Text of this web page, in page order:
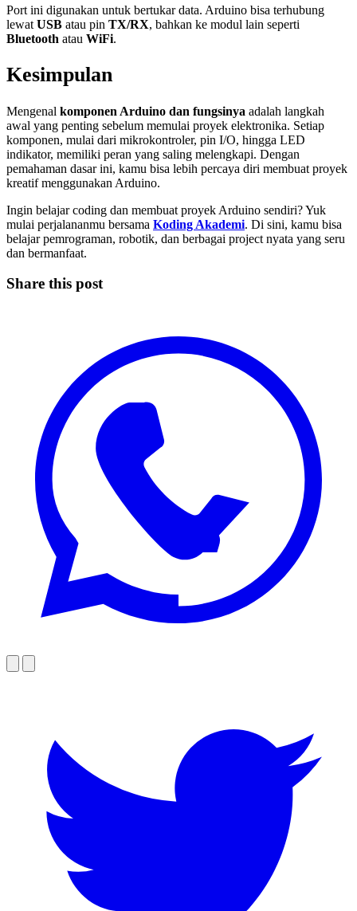
Port ini digunakan untuk bertukar data. Arduino bisa terhubung
lewat USB atau pin TX/RX, bahkan ke modul lain seperti
Bluetooth atau WiFi.
Kesimpulan
Mengenal komponen Arduino dan fungsinya adalah langkah
awal yang penting sebelum memulai proyek elektronika. Setiap
komponen, mulai dari mikrokontroler, pin I/O, hingga LED
indikator, memiliki peran yang saling melengkapi. Dengan
pemahaman dasar ini, kamu bisa lebih percaya diri membuat proyek
kreatif menggunakan Arduino.
Ingin belajar coding dan membuat proyek Arduino sendiri? Yuk
mulai perjalananmu bersama Koding Akademi. Di sini, kamu bisa
belajar pemrograman, robotik, dan berbagai project nyata yang seru
dan bermanfaat.
Share this post